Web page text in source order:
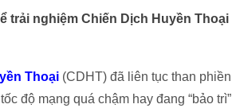
trải nghiệm Chiến Dịch Huyền Thoại
Thoại (CDHT) đã liên tục than phiền
độ mạng quá chậm hay đang “bảo trì”